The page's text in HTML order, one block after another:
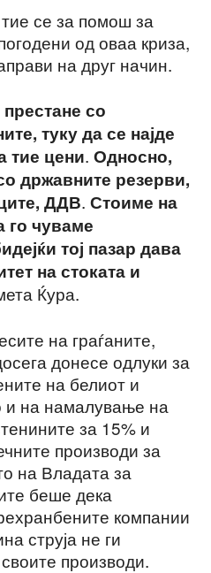
се за помош за
од оваа криза,
на друг начин.
со
туку да се најде
тие цени. Односно,
државните резерви,
ДДВ. Стоиме на
го чуваме
тој пазар дава
на стоката и
Ќура.
на граѓаните,
донесе одлуки за
на белиот и
и на намалување на
за 15% и
производи за
на Владата за
беше дека
компании
струја не ги
производи.